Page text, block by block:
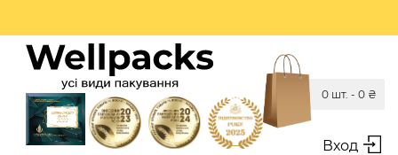
Вход
0 шт. - 0 ₴